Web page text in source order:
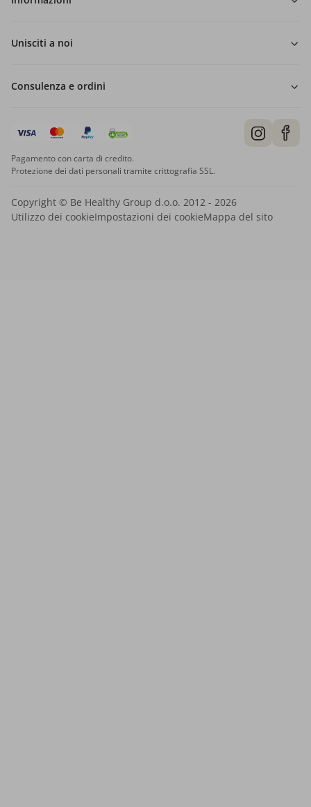
Unisciti a noi
Consulenza e ordini
Pagamento con carta di credito.
Protezione dei dati personali tramite crittografia SSL.
Copyright © Be Healthy Group d.o.o. 2012 - 2026
Utilizzo dei cookieImpostazioni dei cookieMappa del sito